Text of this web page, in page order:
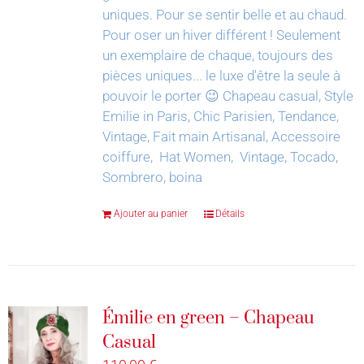
uniques. Pour se sentir belle et au chaud.
Pour oser un hiver différent ! Seulement
un exemplaire de chaque, toujours des
pièces uniques... le luxe d'être la seule à
pouvoir le porter 😉 Chapeau casual, Style
Emilie in Paris, Chic Parisien, Tendance,
Vintage, Fait main Artisanal, Accessoire
coiffure, Hat Women, Vintage, Tocado,
Sombrero, boina
Ajouter au panier Détails
Émilie en green – Chapeau
Casual